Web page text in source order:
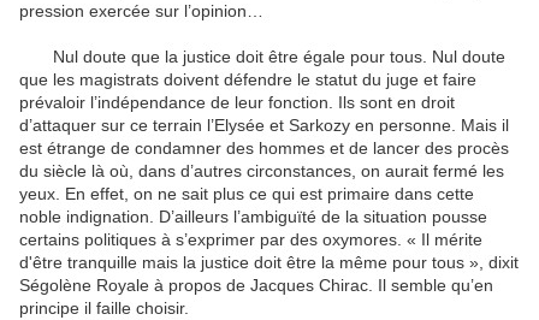
pression exercée sur l’opinion…
Nul doute que la justice doit être égale pour tous. Nul doute
que les magistrats doivent défendre le statut du juge et faire
prévaloir l’indépendance de leur fonction. Ils sont en droit
d’attaquer sur ce terrain l’Elysée et Sarkozy en personne. Mais il
est étrange de condamner des hommes et de lancer des procès
du siècle là où, dans d’autres circonstances, on aurait fermé les
yeux. En effet, on ne sait plus ce qui est primaire dans cette
noble indignation. D’ailleurs l’ambiguïté de la situation pousse
certains politiques à s’exprimer par des oxymores. « Il mérite
d'être tranquille mais la justice doit être la même pour tous », dixit
Ségolène Royale à propos de Jacques Chirac. Il semble qu’en
principe il faille choisir.